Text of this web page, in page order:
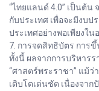
“ไทยแลนด์ 4.0” เป็นต้น
กับประเทศ เพื่อจะมีงบ
ประเทศอย่างพอเพียงใน
7. การจดสิทธิบัตร การ
ทั้งนี้ ผลจากการบริหาร
“ศาสตร์พระราชา” แม้
เติบโตเด่นชัด เนื่องจาก